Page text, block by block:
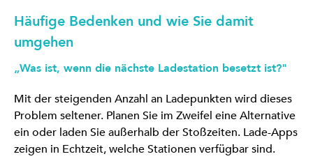
Häufige Bedenken und wie Sie damit
umgehen
„Was ist, wenn die nächste Ladestation besetzt ist?"
Mit der steigenden Anzahl an Ladepunkten wird dieses
Problem seltener. Planen Sie im Zweifel eine Alternative
ein oder laden Sie außerhalb der Stoßzeiten. Lade-Apps
zeigen in Echtzeit, welche Stationen verfügbar sind.